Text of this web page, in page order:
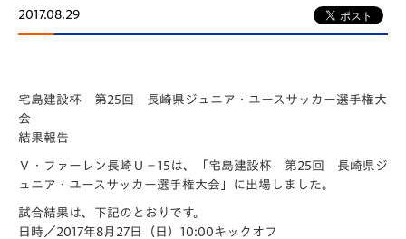
2017.08.29
宅島建設杯 第25回 長崎県ジュニア・ユースサッカー選手権大
会
結果報告
Ｖ・ファーレン長崎Ｕ－15は、「宅島建設杯 第25回 長崎県ジ
ュニア・ユースサッカー選手権大会」に出場しました。
試合結果は、下記のとおりです。
日時／2017年8月27日（日）10:00キックオフ